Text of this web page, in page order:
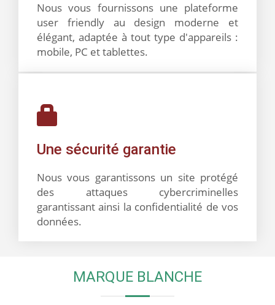
Nous vous fournissons une plateforme
user friendly au design moderne et
élégant, adaptée à tout type d'appareils :
mobile, PC et tablettes.
Une sécurité garantie
Nous vous garantissons un site protégé
des attaques cybercriminelles
garantissant ainsi la confidentialité de vos
données.
MARQUE BLANCHE